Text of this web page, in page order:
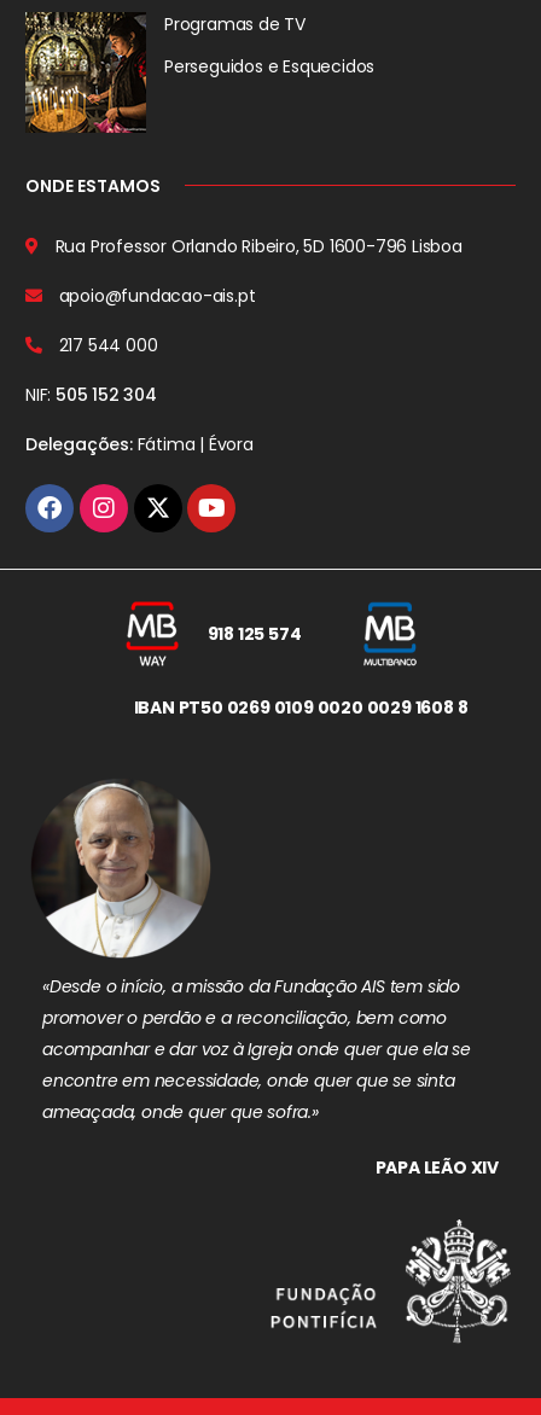
Programas de TV
Perseguidos e Esquecidos
ONDE ESTAMOS
Rua Professor Orlando Ribeiro, 5D 1600-796 Lisboa
apoio@fundacao-ais.pt
217 544 000
NIF: 505 152 304
Delegações:Fátima | Évora
918 125 574
IBAN PT50 0269 0109 0020 0029 1608 8
«Desde o início, a missão da Fundação AIS tem sido
promover o perdão e a reconciliação, bem como
acompanhar e dar voz à Igreja onde quer que ela se
encontre em necessidade, onde quer que se sinta
ameaçada, onde quer que sofra.»
PAPA LEÃO XIV